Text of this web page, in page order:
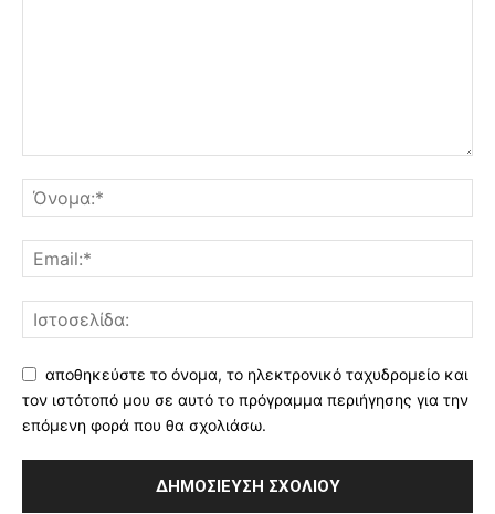
αποθηκεύστε το όνομα, το ηλεκτρονικό ταχυδρομείο και
τον ιστότοπό μου σε αυτό το πρόγραμμα περιήγησης για την
επόμενη φορά που θα σχολιάσω.